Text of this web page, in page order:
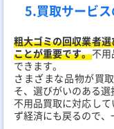
5.買取サービ
粗大ゴミの回収業者
ことが重要です。不用
できます。
さまざまな品物が買
そ、選びがいのある選
不用品買取に対応し
ず経済にも戻るので、